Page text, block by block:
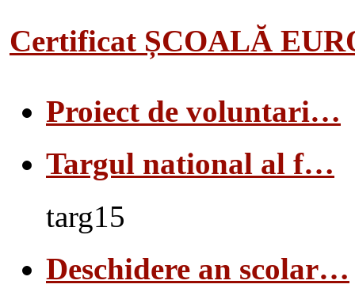
Certificat ȘCOALĂ
Proiect de voluntari…
Targul national al f…
targ15
Deschidere an scolar…